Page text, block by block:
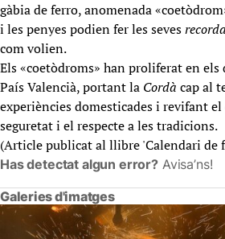
gàbia de ferro, anomenada
i les penyes podien fer les seves
com volien.
Els «coetòdroms» han proliferat en els
País Valencià, portant la Cordà cap al
experiències domesticades i revifant
seguretat i el respecte a les tradicions.
(Article publicat al llibre 'Calendari de
Has detectat algun error? Avisa’ns!
Galeries d'imatges